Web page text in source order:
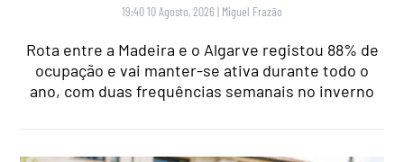
19:40 10 Agosto, 2026 | Miguel Frazão
Rota entre a Madeira e o Algarve registou 88% de
ocupação e vai manter-se ativa durante todo o
ano, com duas frequências semanais no inverno